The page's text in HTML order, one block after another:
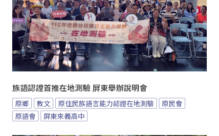
族語認證首推在地測驗 屏東舉辦說明會
原鄉 教文 原住民族語言能力認證在地測驗
原民會
原語會
屏東來義高中